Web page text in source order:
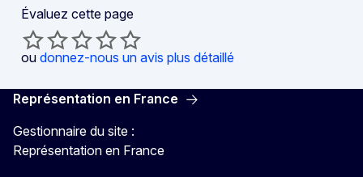
Évaluez cette page
ou donnez-nous un avis plus détaillé
Représentation en France
Gestionnaire du site :
Représentation en France